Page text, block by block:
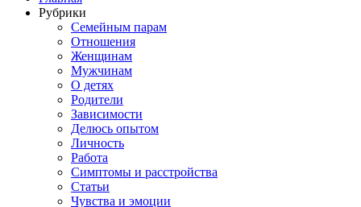
Рубрики
Семейным парам
Отношения
Женщинам
Мужчинам
О детях
Родители
Зависимости
Делюсь опытом
Личность
Работа
Симптомы и расстройства
Статьи
Чувства и эмоции